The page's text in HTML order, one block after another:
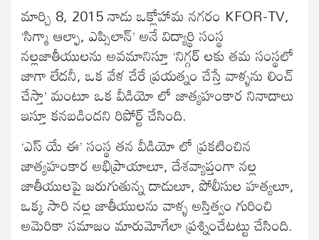
మార్చి 8, 2015 నాడు ఒక్లోహామ నగరం KFOR-TV,
‘సిగ్మా ఆల్ఫా, ఎప్సిలాన్’ అనే విద్యార్థి సంస్థ
నల్లజాతీయులను అవమానిస్తూ ‘నిగ్గర్ లకు తమ సంస్థలో
జాగా లేదనీ, ఒక వేళ చేరే ప్రయత్నం చేస్తే వాళ్ళను లించ్
చేస్తా’ మంటూ ఒక వీడియో లో జాత్యహంకార నినాదాలు
ఇస్తూ కనబడిందని రిపోర్ట్ చేసింది.
‘ఎస్ యే ఈ’ సంస్థ తన వీడియో లో ప్రకటించిన
జాత్యహంకార అభిప్రాయాలూ, దేశవ్యాప్తంగా నల్ల
జాతీయులపై జరుగుతున్న దాడులూ, పోలీసుల హత్యలూ,
ఒక్క సారి నల్ల జాతీయులను వాళ్ళ అస్తిత్వం గురించి
అమెరికా సమాజం మారుమోగేలా ప్రశ్నించేటట్టు చేసింది.